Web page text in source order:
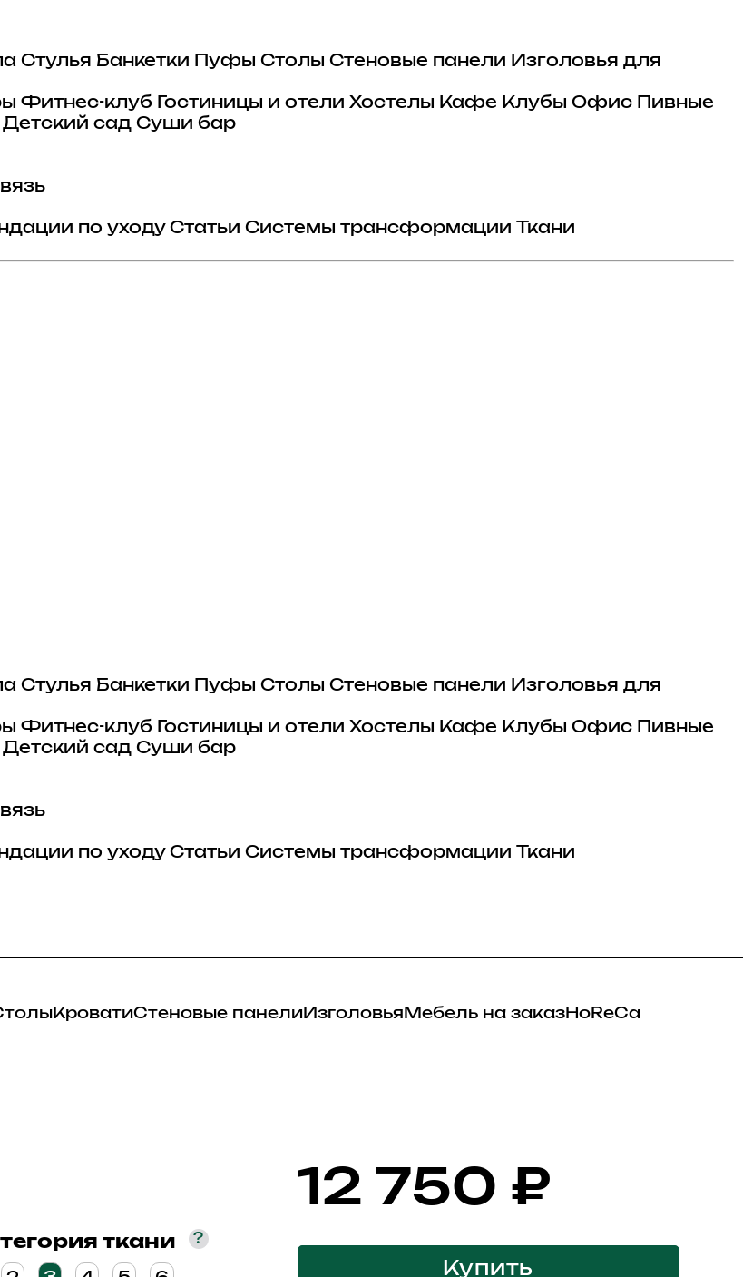
Стулья Банкетки Пуфы Столы Стеновые панели Изголовья для
Фитнес-клуб Гостиницы и отели Хостелы Кафе Клубы Офис
Пивные
Детский сад Суши бар
по уходу Статьи Системы трансформации
Ткани
Стулья Банкетки Пуфы Столы Стеновые панели Изголовья для
Фитнес-клуб Гостиницы и отели Хостелы Кафе Клубы Офис
Пивные
Детский сад Суши бар
по уходу Статьи Системы трансформации
Ткани
КроватиСтеновые панелиИзголовья Мебель на заказHoReCa
ткани ?
12 750 ₽
Купить